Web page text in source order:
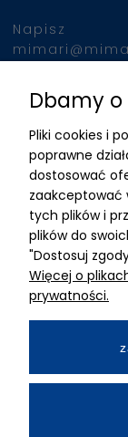
Napisz
Znajdziesz
ADRES
MIMARI sp z
ul. Kurkowa 12
50-210
Dane
NIP:8982325327
Wpłacony w
Numer konta
Dbamy
Pliki cookies i
poprawne
dostosować
zaakceptować
tych plików i
plików do
"Dostosuj
Więcej o
prywatności.